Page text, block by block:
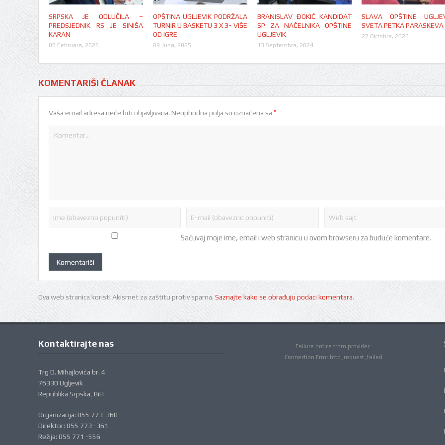
SRPSKA JE ODLUČILA –
PREDSJEDNIK RS JE SINIŠA
KARAN
08 Februara, 2026
OPŠTINA UGLJEVIK PODRŽALA
TURNIR U BASKETU 3 X 3- VIŠE
OD IGRE
09 Juna, 2025
BRANISLAV ĐOKIĆ KANDIDAT
SP ZA NAČELNIKA OPŠTINE
UGLJEVIK
13 Septembra, 2024
SLAVA OPŠTINE
SVETA PETKA PARASKEVA
27 Oktobra, 2023
KOMENTARIŠI ČLANAK
Vaša email adresa neće biti objavljivana. Neophodna polja su označena sa *
Sačuvaj moje ime, email i web stranicu u ovom browseru za buduće komentare.
Ova web stranica koristi Akismet za zaštitu protiv spama. Saznajte kako se obrađuju podaci komentara.
Kontaktirajte nas
Trg D. Mihajlovića br. 4
76330 Ugljevik
Republika Srpska, BiH
Organizacija: 055 773-360
Direktor: 055 773- 361
Režija: 055 771 -556
Failure notice from provider:
Connection Error:http_request_failed